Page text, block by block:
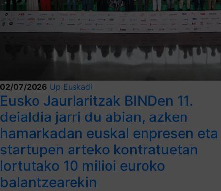
02/07/2026 Up Euskadi
Eusko Jaurlaritzak BINDen 11.
deialdia jarri du abian, azken
hamarkadan euskal enpresen eta
startupen arteko kontratuetan
lortutako 10 milioi euroko
balantzearekin